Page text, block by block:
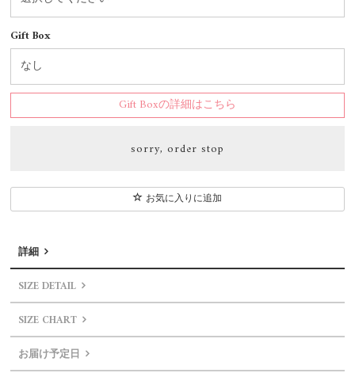
Gift Box
Gift Boxの詳細はこちら
sorry, order stop
お気に入りに追加
詳細
SIZE DETAIL
SIZE CHART
お届け予定日